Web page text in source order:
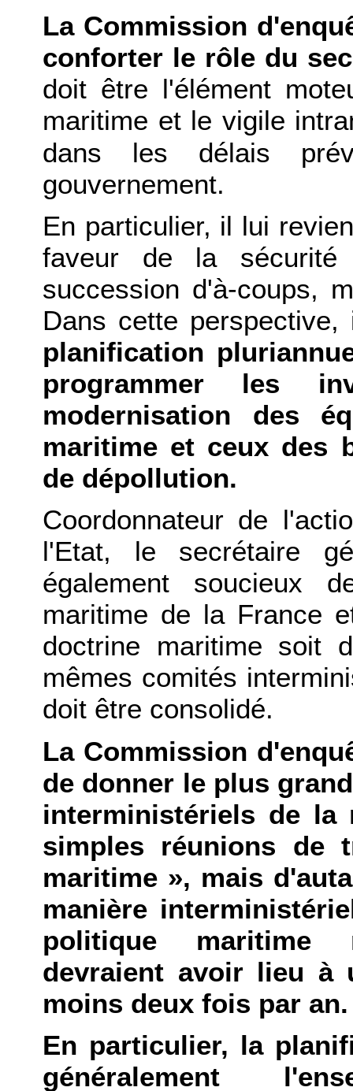
La Commission
conforter le rôle du
doit être l'élément
maritime et le vigile
dans les délais
gouvernement.
En particulier, il lui
faveur de la
succession d'à-coups,
Dans cette
planification
programmer les
modernisation des
maritime et ceux des
de dépollution.
Coordonnateur de
l'Etat, le secrétaire
également soucieux
maritime de la France
doctrine maritime soit
mêmes comités
doit être consolidé.
La Commission
de donner le plus
interministériels de
simples réunions de
maritime », mais
manière
politique maritime
devraient avoir lieu à
moins deux fois par an.
En particulier, la
généralement